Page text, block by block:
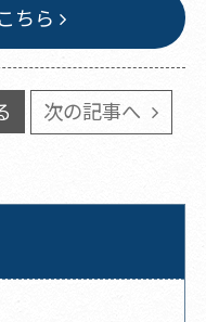
ちら
次の記事へ